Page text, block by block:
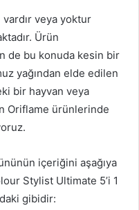
veya yoktur
Ürün
de bu konuda kesin bir
yağından elde edilen
bir hayvan veya
Oriflame ürünlerinde
içeriğini aşağıya
Stylist Ultimate 5’i 1
gibidir: